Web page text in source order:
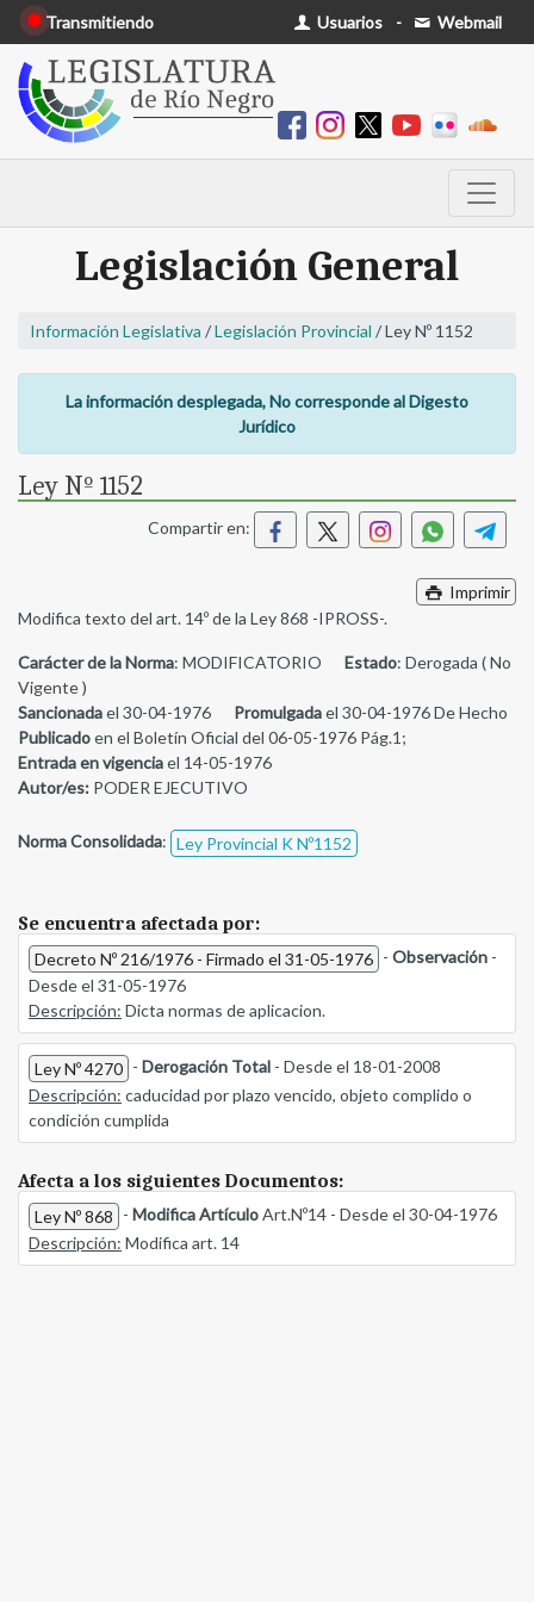
Transmitiendo Usuarios - Webmail
Legislación General
Información Legislativa /Legislación Provincial / Ley Nº 1152
La información desplegada, No corresponde al Digesto
Jurídico
Ley Nº 1152
Compartir en:
Imprimir
Modifica texto del art. 14º de la Ley 868 -IPROSS-.
Carácter de la Norma: MODIFICATORIO Estado: Derogada ( No
Vigente )
Sancionadael 30-04-1976 Promulgadael 30-04-1976 De Hecho
Publicadoen el Boletín Oficial del 06-05-1976 Pág.1;
Entrada en vigenciael 14-05-1976
Autor/es: PODER EJECUTIVO
Norma Consolidada: Ley Provincial K Nº1152
Se encuentra afectada por:
Decreto Nº 216/1976 - Firmado el 31-05-1976 - Observación -
Desde el 31-05-1976
Descripción: Dicta normas de aplicacion.
Ley Nº 4270 - Derogación Total - Desde el 18-01-2008
Descripción: caducidad por plazo vencido, objeto complido o
condición cumplida
Afecta a los siguientes Documentos:
Ley Nº 868 - Modifica ArtículoArt.Nº14 - Desde el 30-04-1976
Descripción: Modifica art. 14